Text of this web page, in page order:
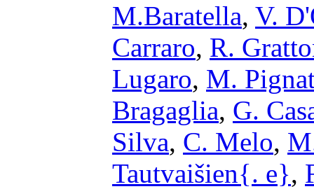
M.Baratella, V.
Carraro, R.
Lugaro, M.
Bragaglia, G.
Silva, C. Melo,
Tautvaišien{. e},